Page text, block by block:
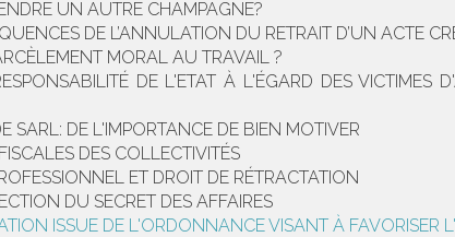
UN AUTRE CHAMPAGNE?
DE L’ANNULATION DU RETRAIT D’UN ACTE
MORAL AU TRAVAIL ?
DE L'ETAT À L'ÉGARD DES VICTIMES
SARL: DE L'IMPORTANCE DE BIEN MOTIVER
DES COLLECTIVITÉS
ET DROIT DE RÉTRACTATION
DU SECRET DES AFFAIRES
ISSUE DE L'ORDONNANCE VISANT À